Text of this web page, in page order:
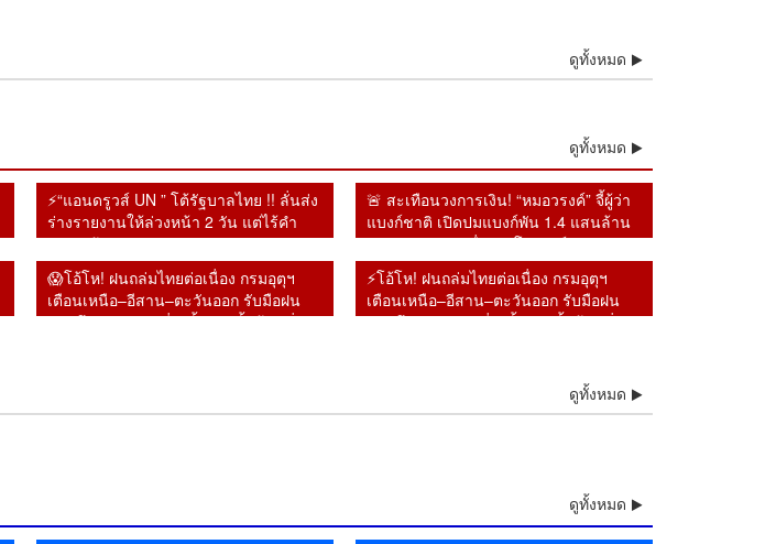
ดูทั้งหมด
ดูทั้งหมด
⚡“แอนดรูวส์ UN ” โต้รัฐบาลไทย !! ลั่นส่ง
ร่างรายงานให้ล่วงหน้า 2 วัน แต่ไร้คำ
ตอบ พร้อมเปิดทางคุย หลังยุเขมรบุกรุก
แผ่นดินไทย
🚨 สะเทือนวงการเงิน! “หมอวรงค์” จี้ผู้ว่า
แบงก์ชาติ เปิดปมแบงก์พัน 1.4 แสนล้าน
หายจากระบบ เชื่ออาจโยงคอร์รัปชัน–ทุน
เทา
😱โอ้โห! ฝนถล่มไทยต่อเนื่อง กรมอุตุฯ
เตือนเหนือ–อีสาน–ตะวันออก รับมือฝน
หนักถึงหนักมาก เสี่ยงน้ำป่า–น้ำล้นตลิ่ง
⚡โอ้โห! ฝนถล่มไทยต่อเนื่อง กรมอุตุฯ
เตือนเหนือ–อีสาน–ตะวันออก รับมือฝน
หนักถึงหนักมาก เสี่ยงน้ำป่า–น้ำล้นตลิ่ง
ดูทั้งหมด
เนื่อง กรมอุตุฯ เตือนเหนือ–
เนื่อง กรมอุตุฯ เตือนเหนือ–
🔥อิหร่านงัดไม้แข็ง!
เตรียมห้ามเรือสหรัฐฯ-อิส
!! หลอกหญิงถือ ยัดกาแฟ
อิหร่านเป็นมิตร แต่จะไม่
ช็อกห้องประชุมโลก!
สหรัฐฯ ลุกออกทันทีเมื่อ
ดูทั้งหมด